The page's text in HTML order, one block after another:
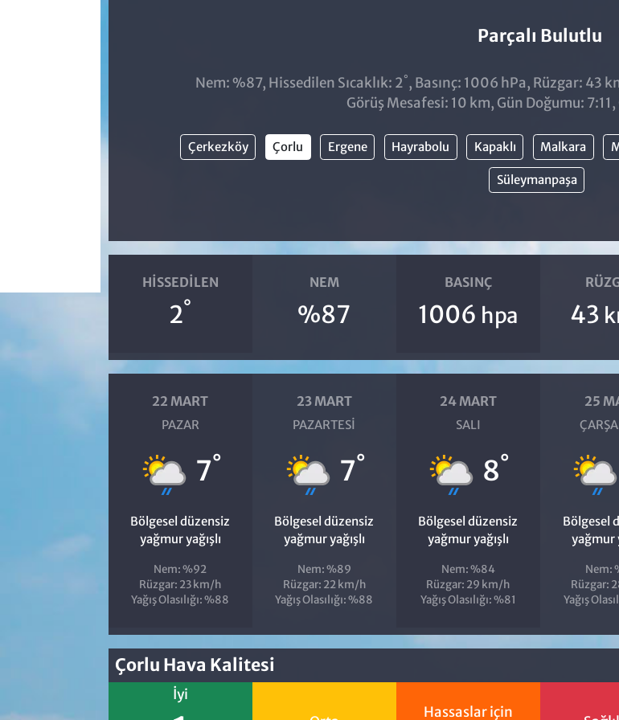
Parçalı Bulutlu
Nem: %87, Hissedilen Sıcaklık: 2°, Basınç: 1006 hPa, Rüzgar: 43
Görüş Mesafesi: 10 km, Gün Doğumu: 7:11,
Çerkezköy Çorlu Ergene Hayrabolu Kapaklı Malkara
Süleymanpaşa
HISSEDILEN
2°
NEM
%87
BASINÇ
1006 hpa 43
22 MART
PAZAR
7°
Bölgesel düzensiz
yağmur yağışlı
Nem: %92
Rüzgar: 23 km/h
Yağış Olasılığı: %88
23 MART
PAZARTESI
7°
Bölgesel düzensiz
yağmur yağışlı
Nem: %89
Rüzgar: 22 km/h
Yağış Olasılığı: %88
24 MART
SALI
8°
Bölgesel düzensiz
yağmur yağışlı
Nem: %84
Rüzgar: 29 km/h
Yağış Olasılığı: %81
25
Bölgesel
yağmur
Nem:
Rüzgar:
Yağış
Çorlu Hava Kalitesi
İyi
Hassaslar için